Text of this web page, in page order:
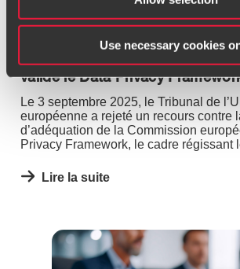
Use necessary cookies
Transferts de données
États-Unis : le Tribunal de
valide le Data Privacy
Le 3 septembre 2025, le Tribunal de
européenne a rejeté un recours contre
d’adéquation de la Commission
Privacy Framework, le cadre régissant
États-Unis depuis juillet 2023.
Lire la suite